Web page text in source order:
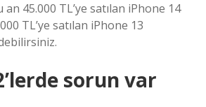
45.000 TL’ye satılan iPhone 14
TL’ye satılan iPhone 13
sorun var